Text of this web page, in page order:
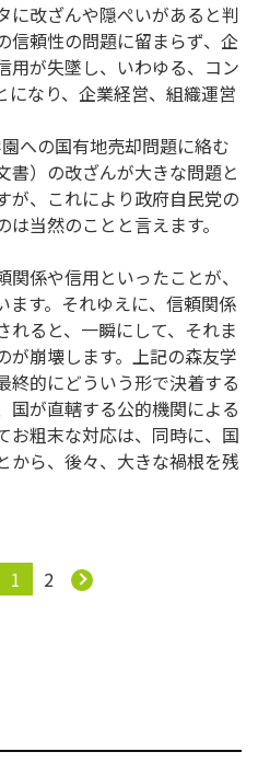
に改ざんや隠ぺいがあると判
信頼性の問題に留まらず、企
用が失墜し、いわゆる、コン
になり、企業経営、組織運営
への国有地売却問題に絡む
書）の改ざんが大きな問題と
が、これにより政府自民党の
当然のことと言えます。
係や信用といったことが、
ます。それゆえに、信頼関係
れると、一瞬にして、それま
が崩壊します。上記の森友学
終的にどういう形で決着する
国が直轄する公的機関による
お粗末な対応は、同時に、国
から、後々、大きな禍根を残
1 2